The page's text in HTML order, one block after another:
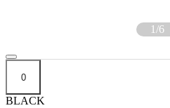
1/6
0
BLACK